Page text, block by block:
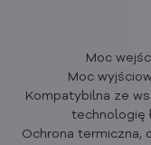
Moc
Moc
Kompatybilna ze
technologię
Ochrona termiczna,